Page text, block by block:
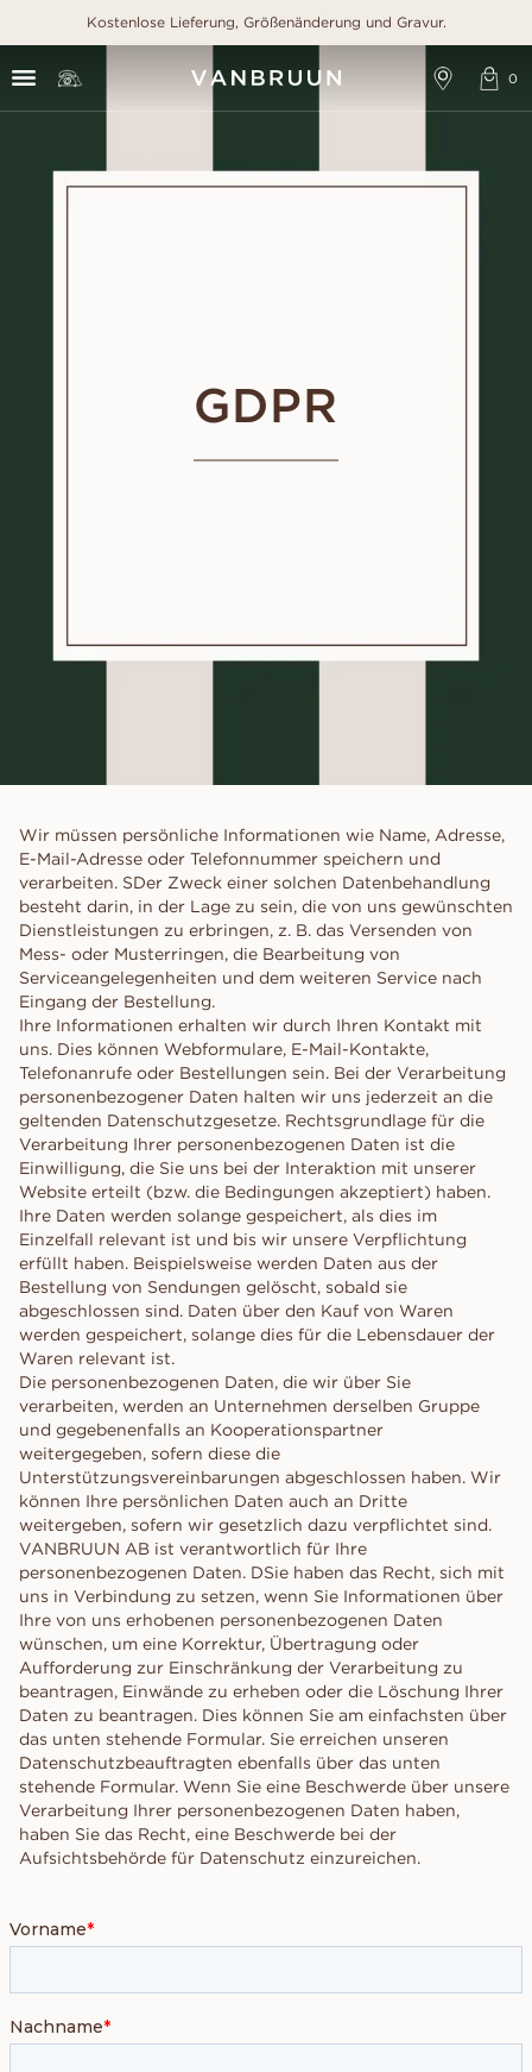
Kostenlose Lieferung, Größenänderung und Gravur.
GDPR
Wir müssen persönliche Informationen wie Name, Adresse,
E-Mail-Adresse oder Telefonnummer speichern und
verarbeiten. SDer Zweck einer solchen Datenbehandlung
besteht darin, in der Lage zu sein, die von uns gewünschten
Dienstleistungen zu erbringen, z. B. das Versenden von
Mess- oder Musterringen, die Bearbeitung von
Serviceangelegenheiten und dem weiteren Service nach
Eingang der Bestellung.
Ihre Informationen erhalten wir durch Ihren Kontakt mit
uns. Dies können Webformulare, E-Mail-Kontakte,
Telefonanrufe oder Bestellungen sein. Bei der Verarbeitung
personenbezogener Daten halten wir uns jederzeit an die
geltenden Datenschutzgesetze. Rechtsgrundlage für die
Verarbeitung Ihrer personenbezogenen Daten ist die
Einwilligung, die Sie uns bei der Interaktion mit unserer
Website erteilt (bzw. die Bedingungen akzeptiert) haben.
Ihre Daten werden solange gespeichert, als dies im
Einzelfall relevant ist und bis wir unsere Verpflichtung
erfüllt haben. Beispielsweise werden Daten aus der
Bestellung von Sendungen gelöscht, sobald sie
abgeschlossen sind. Daten über den Kauf von Waren
werden gespeichert, solange dies für die Lebensdauer der
Waren relevant ist.
Die personenbezogenen Daten, die wir über Sie
verarbeiten, werden an Unternehmen derselben Gruppe
und gegebenenfalls an Kooperationspartner
weitergegeben, sofern diese die
Unterstützungsvereinbarungen abgeschlossen haben. Wir
können Ihre persönlichen Daten auch an Dritte
weitergeben, sofern wir gesetzlich dazu verpflichtet sind.
VANBRUUN AB ist verantwortlich für Ihre
personenbezogenen Daten. DSie haben das Recht, sich mit
uns in Verbindung zu setzen, wenn Sie Informationen über
Ihre von uns erhobenen personenbezogenen Daten
wünschen, um eine Korrektur, Übertragung oder
Aufforderung zur Einschränkung der Verarbeitung zu
beantragen, Einwände zu erheben oder die Löschung Ihrer
Daten zu beantragen. Dies können Sie am einfachsten über
das unten stehende Formular. Sie erreichen unseren
Datenschutzbeauftragten ebenfalls über das unten
stehende Formular. Wenn Sie eine Beschwerde über unsere
Verarbeitung Ihrer personenbezogenen Daten haben,
haben Sie das Recht, eine Beschwerde bei der
Aufsichtsbehörde für Datenschutz einzureichen.